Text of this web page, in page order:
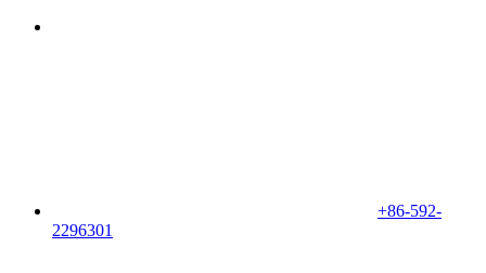
+86-592-
2296301